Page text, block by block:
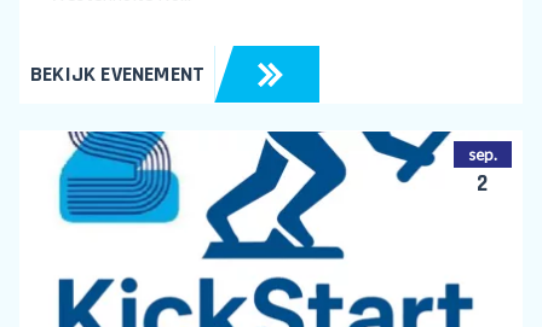
BEKIJK EVENEMENT
sep.
2